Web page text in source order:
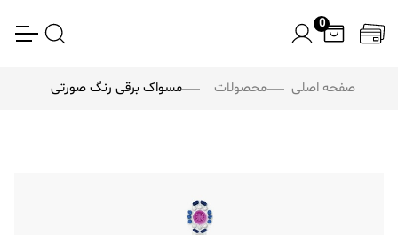
0
صفحه اصلی محصولات مسواک برقی رنگ صورتی